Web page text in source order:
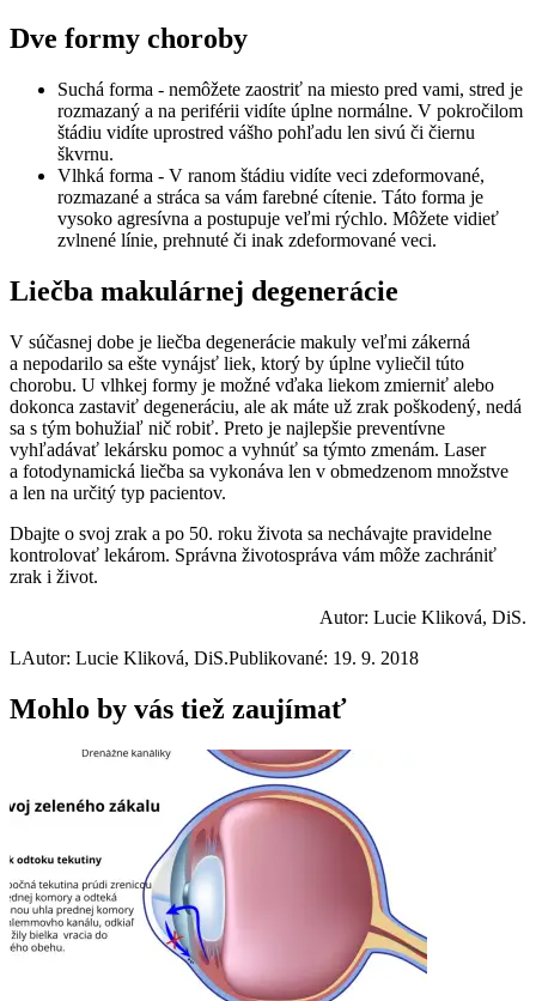
Dve formy choroby
Suchá forma - nemôžete zaostriť na miesto pred vami, stred je
rozmazaný a na periférii vidíte úplne normálne. V pokročilom
štádiu vidíte uprostred vášho pohľadu len sivú či čiernu
škvrnu.
Vlhká forma - V ranom štádiu vidíte veci zdeformované,
rozmazané a stráca sa vám farebné cítenie. Táto forma je
vysoko agresívna a postupuje veľmi rýchlo. Môžete vidieť
zvlnené línie, prehnuté či inak zdeformované veci.
Liečba makulárnej degenerácie
V súčasnej dobe je liečba degenerácie makuly veľmi zákerná
a nepodarilo sa ešte vynájsť liek, ktorý by úplne vyliečil túto
chorobu. U vlhkej formy je možné vďaka liekom zmierniť alebo
dokonca zastaviť degeneráciu, ale ak máte už zrak poškodený, nedá
sa s tým bohužiaľ nič robiť. Preto je najlepšie preventívne
vyhľadávať lekársku pomoc a vyhnúť sa týmto zmenám. Laser
a fotodynamická liečba sa vykonáva len v obmedzenom množstve
a len na určitý typ pacientov.
Dbajte o svoj zrak a po 50. roku života sa nechávajte pravidelne
kontrolovať lekárom. Správna životospráva vám môže zachrániť
zrak i život.
Autor: Lucie Kliková, DiS.
LAutor: Lucie Kliková, DiS.Publikované: 19. 9. 2018
Mohlo by vás tiež zaujímať